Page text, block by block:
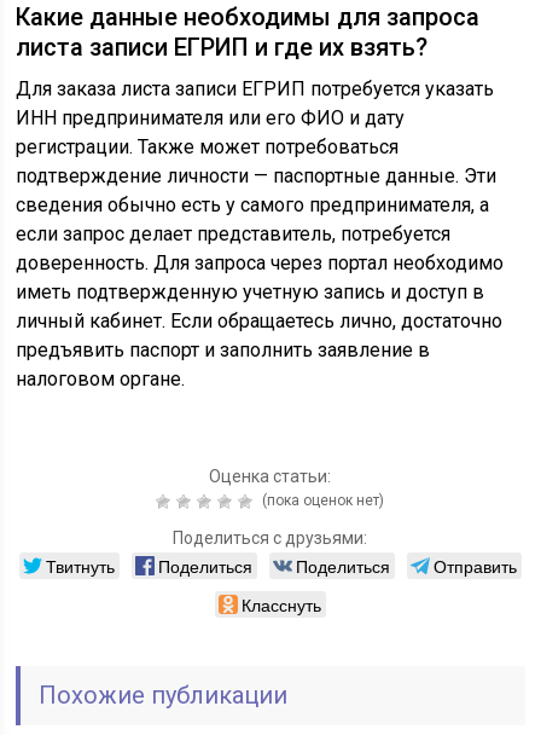
Какие данные необходимы для запроса
листа записи ЕГРИП и где их взять?
Для заказа листа записи ЕГРИП потребуется указать
ИНН предпринимателя или его ФИО и дату
регистрации. Также может потребоваться
подтверждение личности — паспортные данные. Эти
сведения обычно есть у самого предпринимателя, а
если запрос делает представитель, потребуется
доверенность. Для запроса через портал необходимо
иметь подтвержденную учетную запись и доступ в
личный кабинет. Если обращаетесь лично, достаточно
предъявить паспорт и заполнить заявление в
налоговом органе.
Оценка статьи:
(пока оценок нет)
Поделиться с друзьями:
Твитнуть Поделиться Поделиться
Отправить
Класснуть
Похожие публикации